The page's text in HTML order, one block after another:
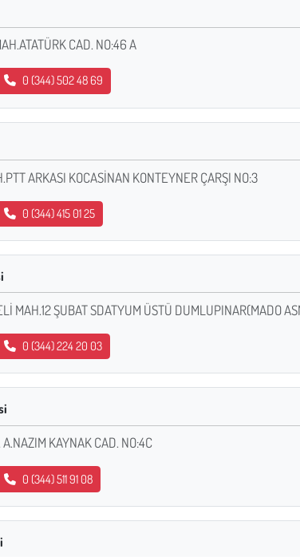
CAD. NO:46 A
0 (344) 502 48 69
ARKASI KOCASİNAN KONTEYNER ÇARŞI NO:3
0 (344) 415 01 25
MAH.12 ŞUBAT SDATYUM ÜSTÜ DUMLUPINAR(MADO
0 (344) 224 20 03
KAYNAK CAD. NO:4C
0 (344) 511 91 08